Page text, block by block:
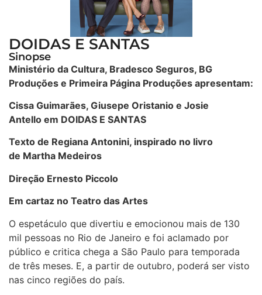
DOIDAS E SANTAS
Sinopse
Ministério da Cultura, Bradesco Seguros, BG
Produções e Primeira Página Produções apresentam:
Cissa Guimarães, Giusepe Oristanio e Josie
Antello em DOIDAS E SANTAS
Texto de Regiana Antonini, inspirado no livro
de Martha Medeiros
Direção Ernesto Piccolo
Em cartaz no Teatro das Artes
O espetáculo que divertiu e emocionou mais de 130
mil pessoas no Rio de Janeiro e foi aclamado por
público e critica chega a São Paulo para temporada
de três meses. E, a partir de outubro, poderá ser visto
nas cinco regiões do país.